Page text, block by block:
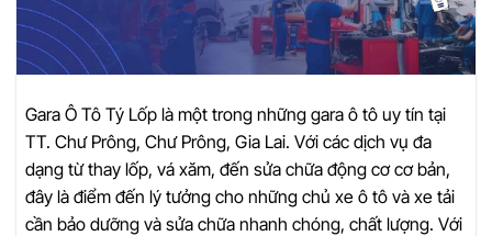
Gara Ô Tô Tý Lốp là một trong những gara ô tô uy tín tại
TT. Chư Prông, Chư Prông, Gia Lai. Với các dịch vụ đa
dạng từ thay lốp, vá xăm, đến sửa chữa động cơ cơ bản,
đây là điểm đến lý tưởng cho những chủ xe ô tô và xe tải
cần bảo dưỡng và sửa chữa nhanh chóng, chất lượng. Với